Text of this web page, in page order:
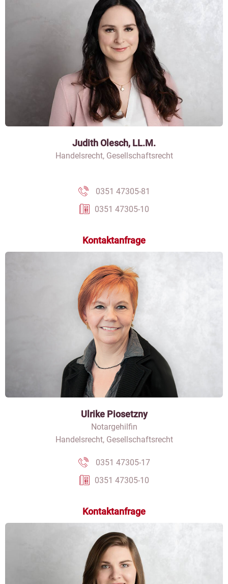
Judith Olesch, LL.M.
Handelsrecht, Gesellschaftsrecht
0351 47305-81
0351 47305-10
Kontaktanfrage
Ulrike Piosetzny
Notargehilfin
Handelsrecht, Gesellschaftsrecht
0351 47305-17
0351 47305-10
Kontaktanfrage